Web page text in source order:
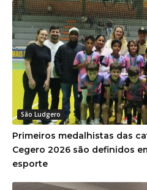
São Ludgero
Primeiros medalhistas das
Cegero 2026 são definidos
esporte